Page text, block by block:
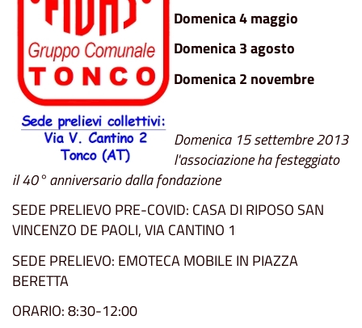
Domenica 4 maggio
Domenica 3 agosto
Domenica 2 novembre
Domenica 15 settembre 2013
l'associazione ha festeggiato
il 40° anniversario dalla fondazione
SEDE PRELIEVO PRE-COVID: CASA DI RIPOSO SAN
VINCENZO DE PAOLI, VIA CANTINO 1
SEDE PRELIEVO: EMOTECA MOBILE IN PIAZZA
BERETTA
ORARIO: 8:30-12:00